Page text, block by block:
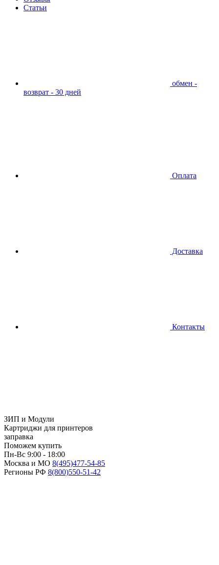
Статьи
обмен -
возврат - 30 дней
Оплата
Доставка
Контакты
ЗИП и Модули
Картриджи для принтеров
заправка
Поможем купить
Пн-Вс 9:00 - 18:00
Москва и МО 8(495)477-54-85
Регионы РФ 8(800)550-51-42